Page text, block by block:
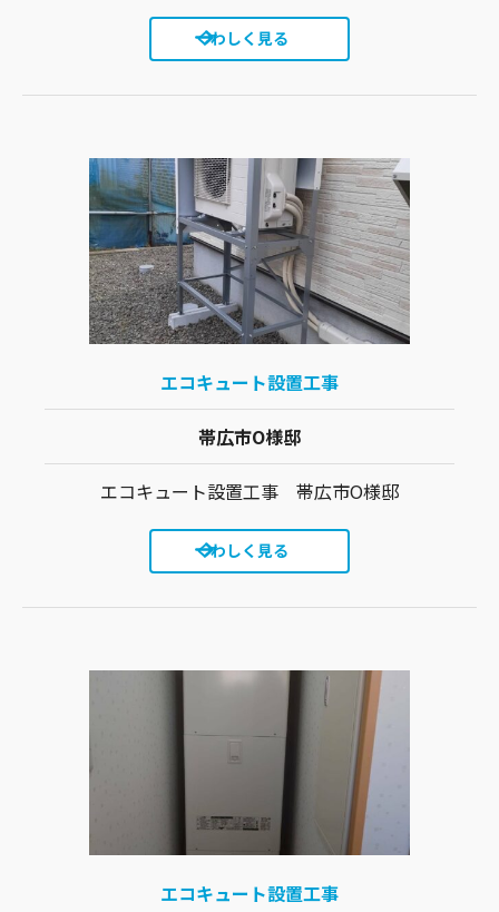
くわしく見る
エコキュート設置工事
帯広市O様邸
エコキュート設置工事 帯広市O様邸
くわしく見る
エコキュート設置工事